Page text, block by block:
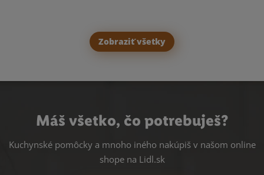
Zobraziť všetky
Máš všetko, čo potrebuješ?
Kuchynské pomôcky a mnoho iného nakúpiš v našom online
shope na Lidl.sk